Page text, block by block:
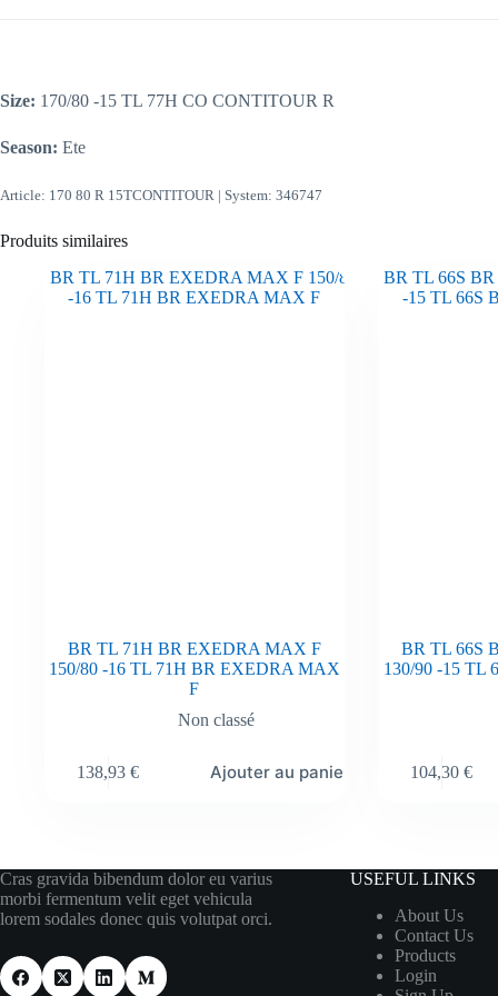
Size: 170/80 -15 TL 77H CO CONTITOUR R
Season: Ete
Article: 170 80 R 15TCONTITOUR | System: 346747
Produits similaires
BR TL 71H BR EXEDRA MAX F
150/80 -16 TL 71H BR EXEDRA MAX
F
Non classé
138,93€ Ajouter au panier
BR TL 66S
130/90 -15 TL
104,30€
Cras gravida bibendum dolor eu varius
morbi fermentum velit eget vehicula
lorem sodales donec quis volutpat orci.
USEFUL LINKS
About Us
Contact Us
Products
Login